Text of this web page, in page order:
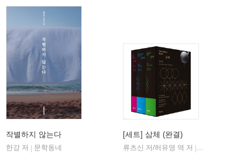
작별하지 않는다
한강 저
문학동네
[세트] 삼체 (완결)
류츠신 저/허유영 역 저
자음과모음